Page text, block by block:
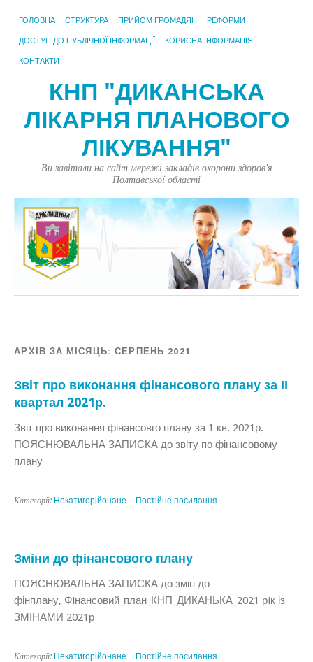
ГОЛОВНА СТРУКТУРА ПРИЙОМ ГРОМАДЯН РЕФОРМИ
ДОСТУП ДО ПУБЛІЧНОЇ ІНФОРМАЦІЇ КОРИСНА ІНФОРМАЦІЯ
КОНТАКТИ
КНП "ДИКАНСЬКА
ЛІКАРНЯ ПЛАНОВОГО
ЛІКУВАННЯ"
Ви завітали на сайт мережі закладів охорони здоров'я
Полтавської області
АРХІВ ЗА МІСЯЦЬ: СЕРПЕНЬ 2021
Звіт про виконання фінансового плану за ІІ
квартал 2021р.
Звіт про виконання фінансовго плану за 1 кв. 2021р.
ПОЯСНЮВАЛЬНА ЗАПИСКА до звіту по фінансовому
плану
Категорії: Некатигорійонане Постійне посилання
Зміни до фінансового плану
ПОЯСНЮВАЛЬНА ЗАПИСКА до змін до
фінплану, Фiнансовий_план_КНП_ДИКАНЬКА_2021 рiк із
ЗМІНАМИ 2021р
Категорії: Некатигорійонане Постійне посилання